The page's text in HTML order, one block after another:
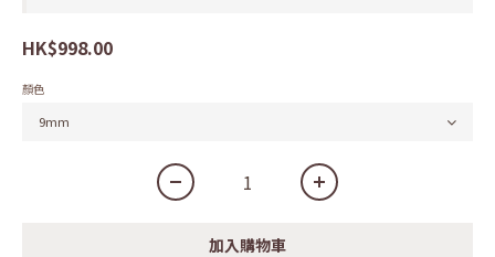
HK$998.00
顏色
加入購物車